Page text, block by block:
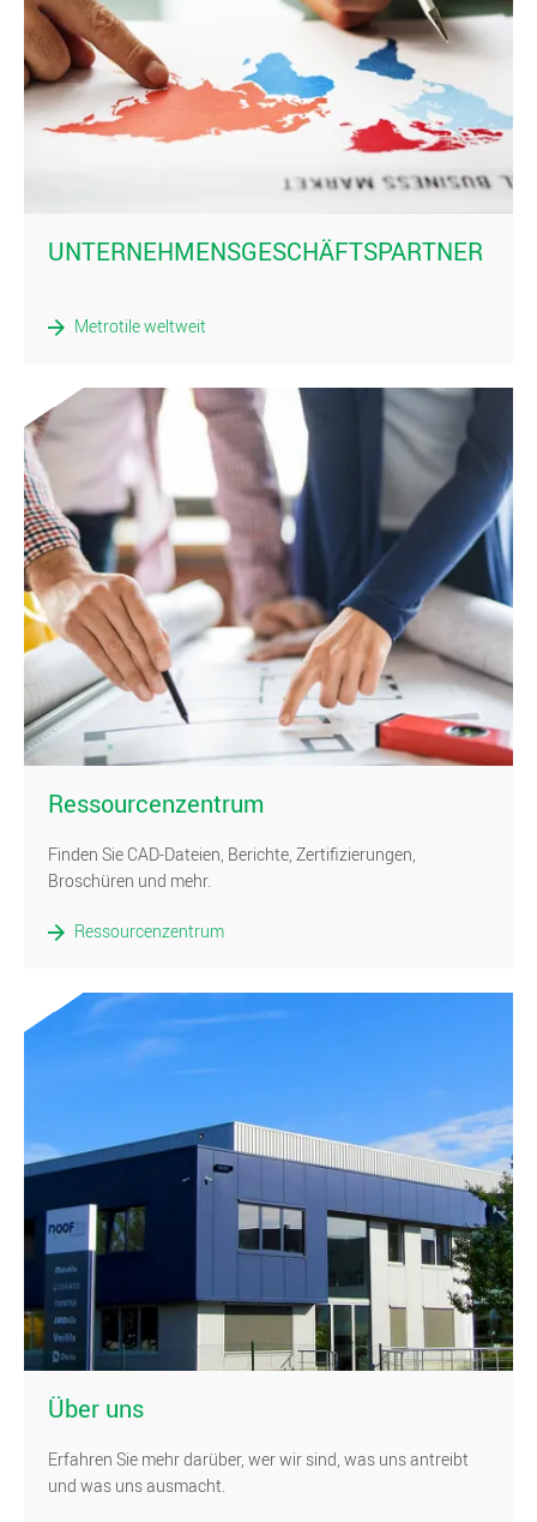
UNTERNEHMENSGESCHÄFTSPARTNER
Metrotile weltweit
Ressourcenzentrum
Finden Sie CAD-Dateien, Berichte, Zertifizierungen,
Broschüren und mehr.
Ressourcenzentrum
Über uns
Erfahren Sie mehr darüber, wer wir sind, was uns antreibt
und was uns ausmacht.